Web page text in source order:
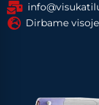
Dirbame